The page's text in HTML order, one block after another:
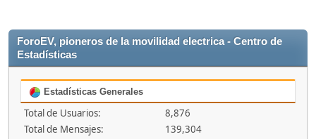
ForoEV, pioneros de la movilidad electrica - Centro de
Estadísticas
Estadísticas Generales
Total de Usuarios:
8,876
Total de Mensajes:
139,304